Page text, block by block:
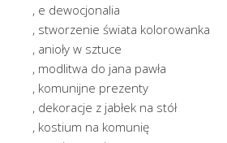
, e dewocjonalia
, stworzenie świata kolorowanka
, anioły w sztuce
, modlitwa do jana pawła
, komunijne prezenty
, dekoracje z jabłek na stół
, kostium na komunię